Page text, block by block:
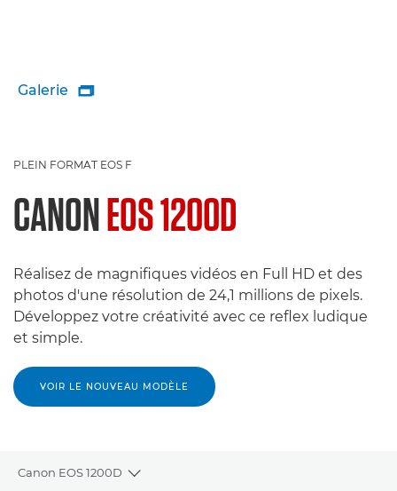
Galerie 
PLEIN FORMAT EOS F
CANONEOS 1200D
Réalisez de magnifiques vidéos en Full HD et des
photos d'une résolution de 24,1 millions de pixels.
Développez votre créativité avec ce reflex ludique
et simple.
VOIR LE NOUVEAU MODÈLE
Canon EOS 1200D
Toggle breadcrumbs